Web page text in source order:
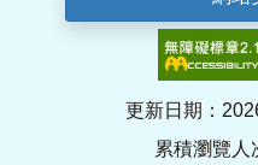
更新日期：
累積瀏覽人